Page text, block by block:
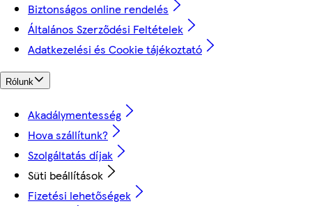
Biztonságos online rendelés
Általános Szerződési Feltételek
Adatkezelési és Cookie tájékoztató
Rólunk
Akadálymentesség
Hova szállítunk?
Szolgáltatás díjak
Süti beállítások
Fizetési lehetőségek